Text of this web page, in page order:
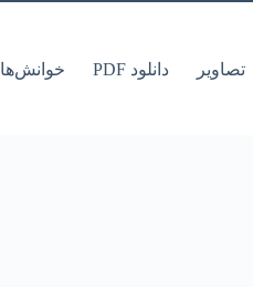
تصاویر دانلود PDF خوانش‌ها